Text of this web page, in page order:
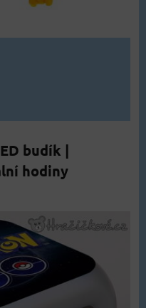
budík |
hodiny